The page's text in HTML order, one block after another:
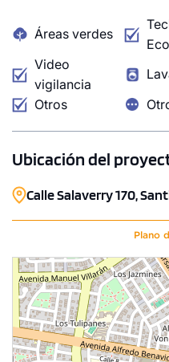
Áreas verdes
Video
vigilancia
Otros
Ubicación del
Calle Salaverry 170,
Plano